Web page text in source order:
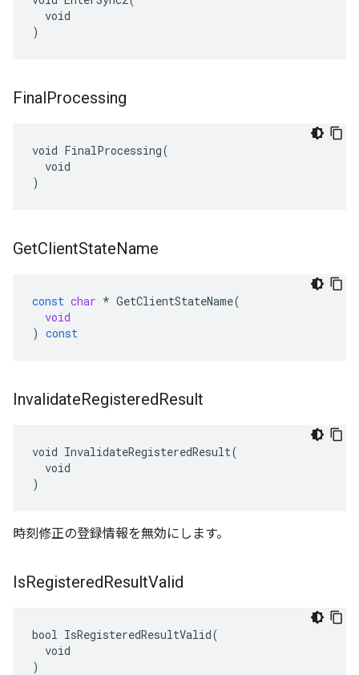
  void
)
FinalProcessing
void FinalProcessing(
  void
)
GetClientStateName
const char * GetClientStateName(
void
) const
InvalidateRegisteredResult
void InvalidateRegisteredResult(
  void
)
時刻修正の登録情報を無効にします。
IsRegisteredResultValid
bool IsRegisteredResultValid(
  void
)